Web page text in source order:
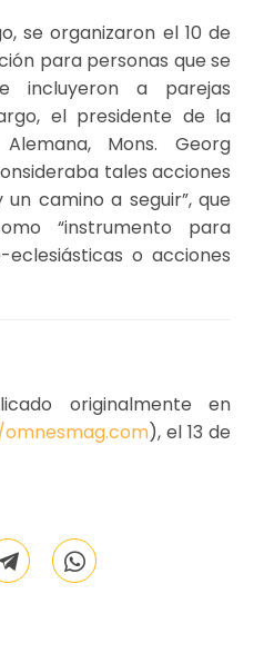
se organizaron el 10 de
para personas que se
incluyeron a parejas
el presidente de la
Mons. Georg
tales acciones
camino a seguir”, que
“instrumento para
o acciones
originalmente en
), el 13 de